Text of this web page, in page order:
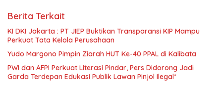
Berita Terkait
KI DKI Jakarta : PT JIEP Buktikan Transparansi KIP Mampu
Perkuat Tata Kelola Perusahaan
Yudo Margono Pimpin Ziarah HUT Ke-40 PPAL di Kalibata
PWI dan AFPI Perkuat Literasi Pindar, Pers Didorong Jadi
Garda Terdepan Edukasi Publik Lawan Pinjol Ilegal*